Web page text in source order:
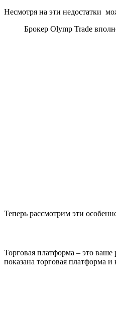
Несмотря на эти недостатки
Брокер Olymp Trade
Теперь рассмотрим эти
Торговая платформа – это ваше
показана торговая платформа и